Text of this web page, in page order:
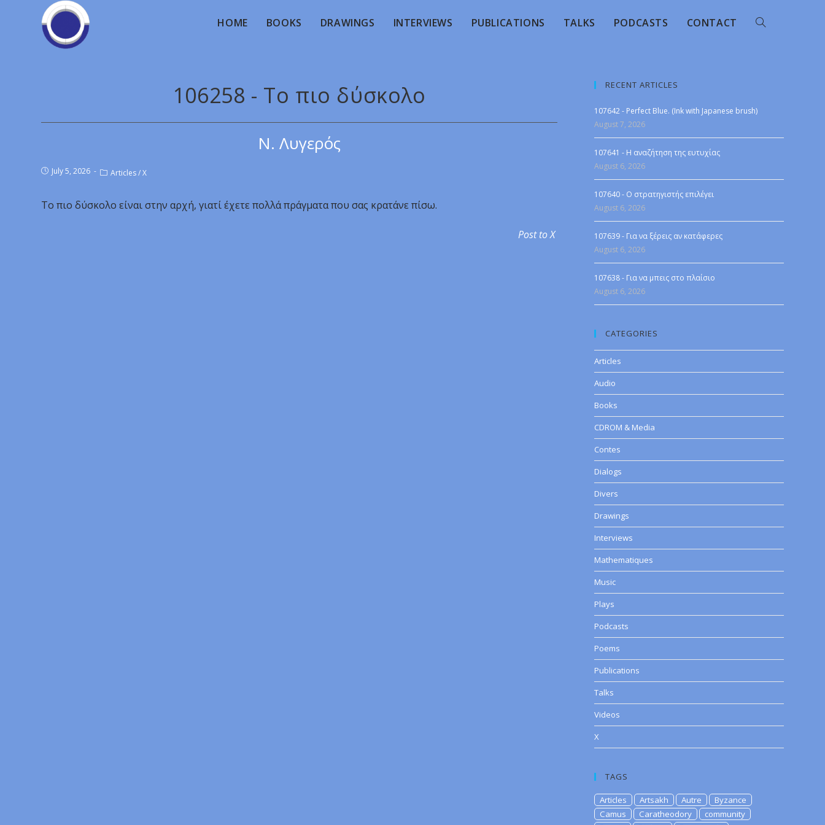
HOME BOOKS DRAWINGS INTERVIEWS PUBLICATIONS TALKS PODCASTS CONTACT
106258 - Το πιο δύσκολο
Ν. Λυγερός
July 5, 2026 Articles/X
Το πιο δύσκολο είναι στην αρχή, γιατί έχετε πολλά πράγματα που σας κρατάνε πίσω.
Post to X
RECENT ARTICLES
107642 - Perfect Blue. (Ink with Japanese brush)
August 7, 2026
107641 - Η αναζήτηση της ευτυχίας
August 6, 2026
107640 - Ο στρατηγιστής επιλέγει
August 6, 2026
107639 - Για να ξέρεις αν κατάφερες
August 6, 2026
107638 - Για να μπεις στο πλαίσιο
August 6, 2026
CATEGORIES
Articles
Audio
Books
CDROM & Media
Contes
Dialogs
Divers
Drawings
Interviews
Mathematiques
Music
Plays
Podcasts
Poems
Publications
Talks
Videos
X
TAGS
Articles Artsakh Autre
Byzance
Camus
Caratheodory
community